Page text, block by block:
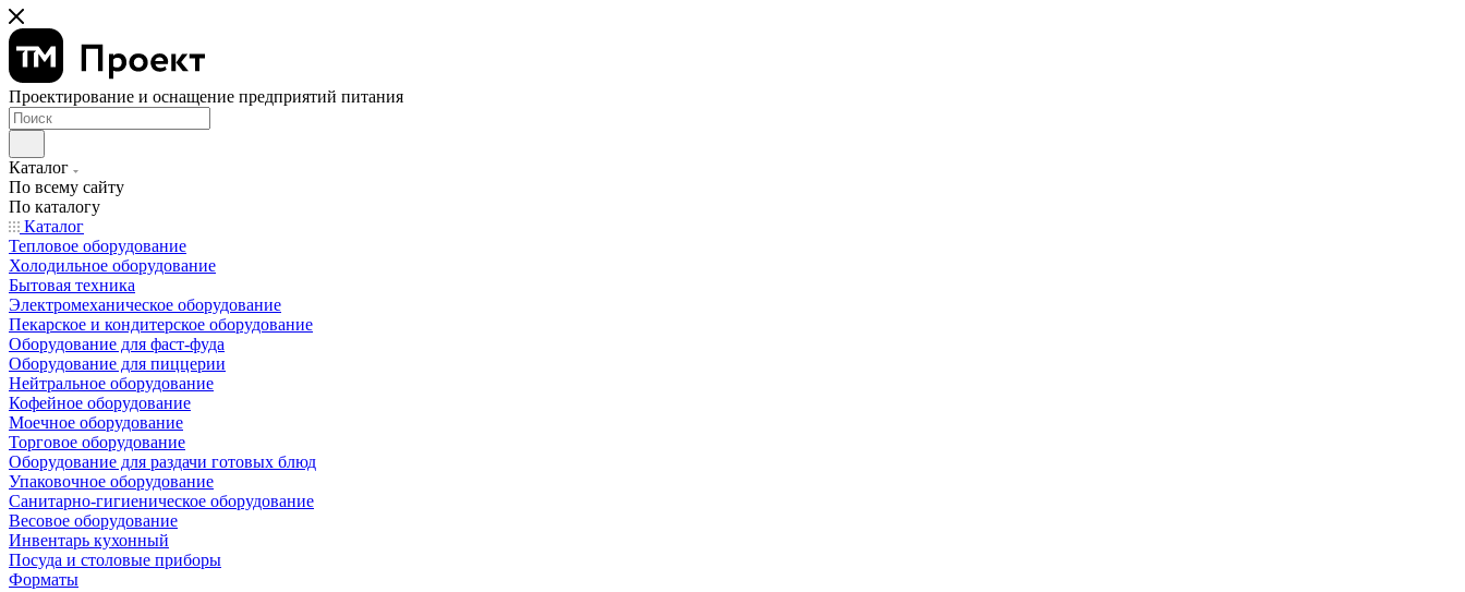
Проектирование и оснащение предприятий питания
Каталог
По всему сайту
По каталогу
Каталог
Тепловое оборудование
Холодильное оборудование
Бытовая техника
Электромеханическое оборудование
Пекарское и кондитерское оборудование
Оборудование для фаст-фуда
Оборудование для пиццерии
Нейтральное оборудование
Кофейное оборудование
Моечное оборудование
Торговое оборудование
Оборудование для раздачи готовых блюд
Упаковочное оборудование
Санитарно-гигиеническое оборудование
Весовое оборудование
Инвентарь кухонный
Посуда и столовые приборы
Форматы